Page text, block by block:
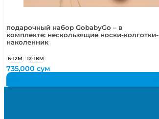
подарочный набор GobabyGo – в
комплекте: нескользящие носки-колготки-
наколенник
6-12М 12-18М
735,000сум